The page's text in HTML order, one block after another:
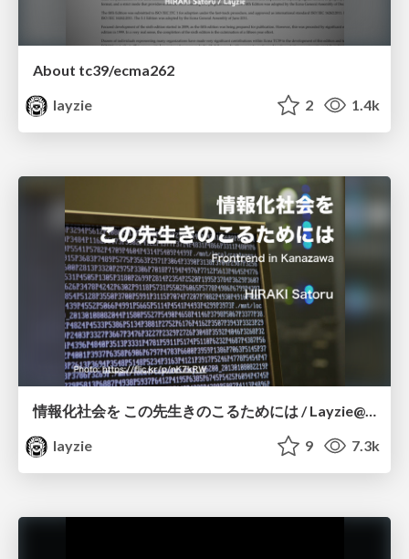
About tc39/ecma262
layzie
2 1.4k
layzie
9 7.3k